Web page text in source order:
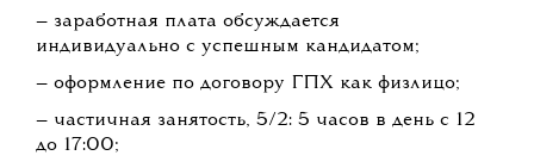
— заработная плата обсуждается
индивидуально с успешным кандидатом;
— оформление по договору ГПХ как физлицо;
— частичная занятость, 5/2: 5 часов в день с 12
до 17:00;